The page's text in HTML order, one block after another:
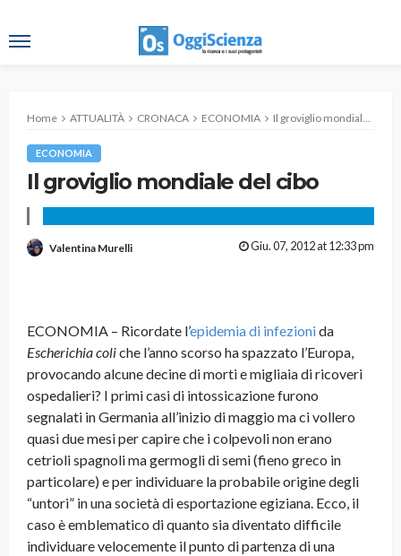
Home ATTUALITÀ CRONACA ECONOMIA Il groviglio mondiale del cibo
ECONOMIA
Il groviglio mondiale del cibo
Valentina Murelli Giu. 07, 2012 at 12:33 pm
ECONOMIA – Ricordate l’epidemia di infezionida
Escherichia coliche l’anno scorso ha spazzato l’Europa,
provocando alcune decine di morti e migliaia di ricoveri
ospedalieri? I primi casi di intossicazione furono
segnalati in Germania all’inizio di maggio ma ci vollero
quasi due mesi per capire che i colpevoli non erano
cetrioli spagnoli ma germogli di semi (fieno greco in
particolare) e per individuare la probabile origine degli
“untori” in una società di esportazione egiziana. Ecco, il
caso è emblematico di quanto sia diventato difficile
individuare velocemente il punto di partenza di una